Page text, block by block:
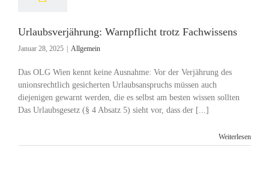
Urlaubsverjährung: Warnpflicht trotz Fachwissens
Januar 28, 2025 Allgemein
Das OLG Wien kennt keine Ausnahme: Vor der Verjährung des
unionsrechtlich gesicherten Urlaubsanspruchs müssen auch
diejenigen gewarnt werden, die es selbst am besten wissen sollten
Das Urlaubsgesetz (§ 4 Absatz 5) sieht vor, dass der [...]
Weiterlesen